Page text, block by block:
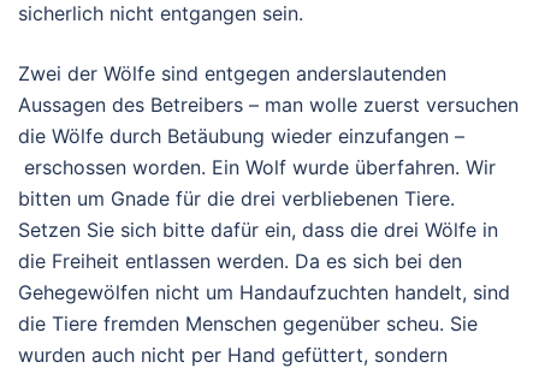
sicherlich nicht entgangen sein.
Zwei der Wölfe sind entgegen anderslautenden
Aussagen des Betreibers – man wolle zuerst versuchen
die Wölfe durch Betäubung wieder einzufangen –
erschossen worden. Ein Wolf wurde überfahren. Wir
bitten um Gnade für die drei verbliebenen Tiere.
Setzen Sie sich bitte dafür ein, dass die drei Wölfe in
die Freiheit entlassen werden. Da es sich bei den
Gehegewölfen nicht um Handaufzuchten handelt, sind
die Tiere fremden Menschen gegenüber scheu. Sie
wurden auch nicht per Hand gefüttert, sondern